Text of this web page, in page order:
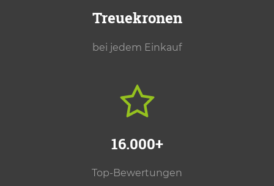
Treuekronen
bei jedem Einkauf
16.000+
Top-Bewertungen